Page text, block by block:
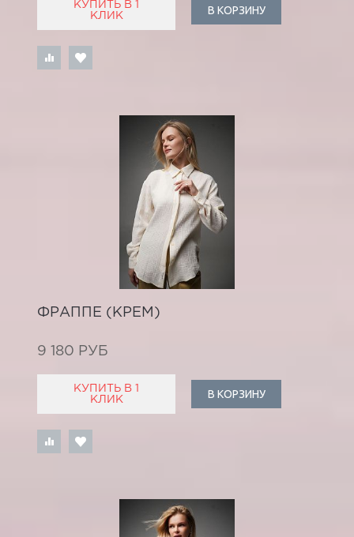
КУПИТЬ В 1
КЛИК
В КОРЗИНУ
ФРАППЕ (КРЕМ)
9 180 РУБ
КУПИТЬ В 1
КЛИК
В КОРЗИНУ